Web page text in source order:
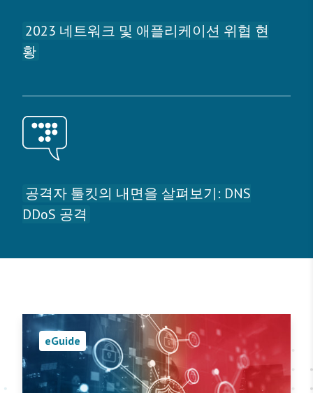
2023 네트워크 및 애플리케이션 위협 현
황
공격자 툴킷의 내면을 살펴보기: DNS
DDoS 공격
eGuide